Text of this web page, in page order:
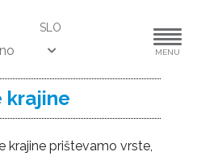
SLO
MENU
krajine
krajine prištevamo vrste,